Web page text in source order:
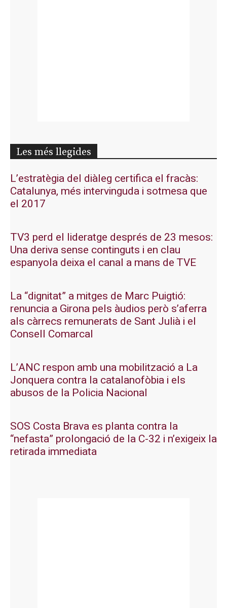
Les més llegides
L’estratègia del diàleg certifica el fracàs:
Catalunya, més intervinguda i sotmesa que
el 2017
TV3 perd el lideratge després de 23 mesos:
Una deriva sense continguts i en clau
espanyola deixa el canal a mans de TVE
La “dignitat” a mitges de Marc Puigtió:
renuncia a Girona pels àudios però s’aferra
als càrrecs remunerats de Sant Julià i el
Consell Comarcal
L’ANC respon amb una mobilització a La
Jonquera contra la catalanofòbia i els
abusos de la Policia Nacional
SOS Costa Brava es planta contra la
“nefasta” prolongació de la C-32 i n’exigeix la
retirada immediata